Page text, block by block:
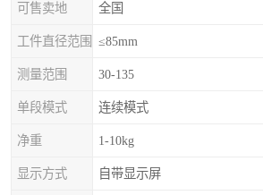
可售卖地 全国
工件直径范围 ≤85mm
测量范围 30-135
单段模式 连续模式
净重 1-10kg
显示方式 自带显示屏